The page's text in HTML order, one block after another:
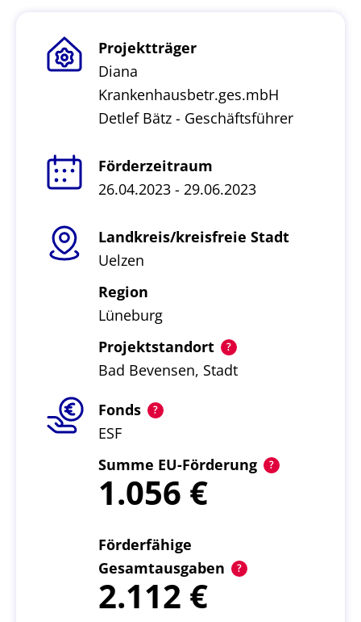
Projektträger
Diana
Krankenhausbetr.ges.mbH
Detlef Bätz - Geschäftsführer
Förderzeitraum
26.04.2023 - 29.06.2023
Landkreis/kreisfreie Stadt
Uelzen
Region
Lüneburg
Projektstandort
Bad Bevensen, Stadt
Fonds
ESF
Summe EU-Förderung
1.056
Förderfähige
Gesamtausgaben
2.112